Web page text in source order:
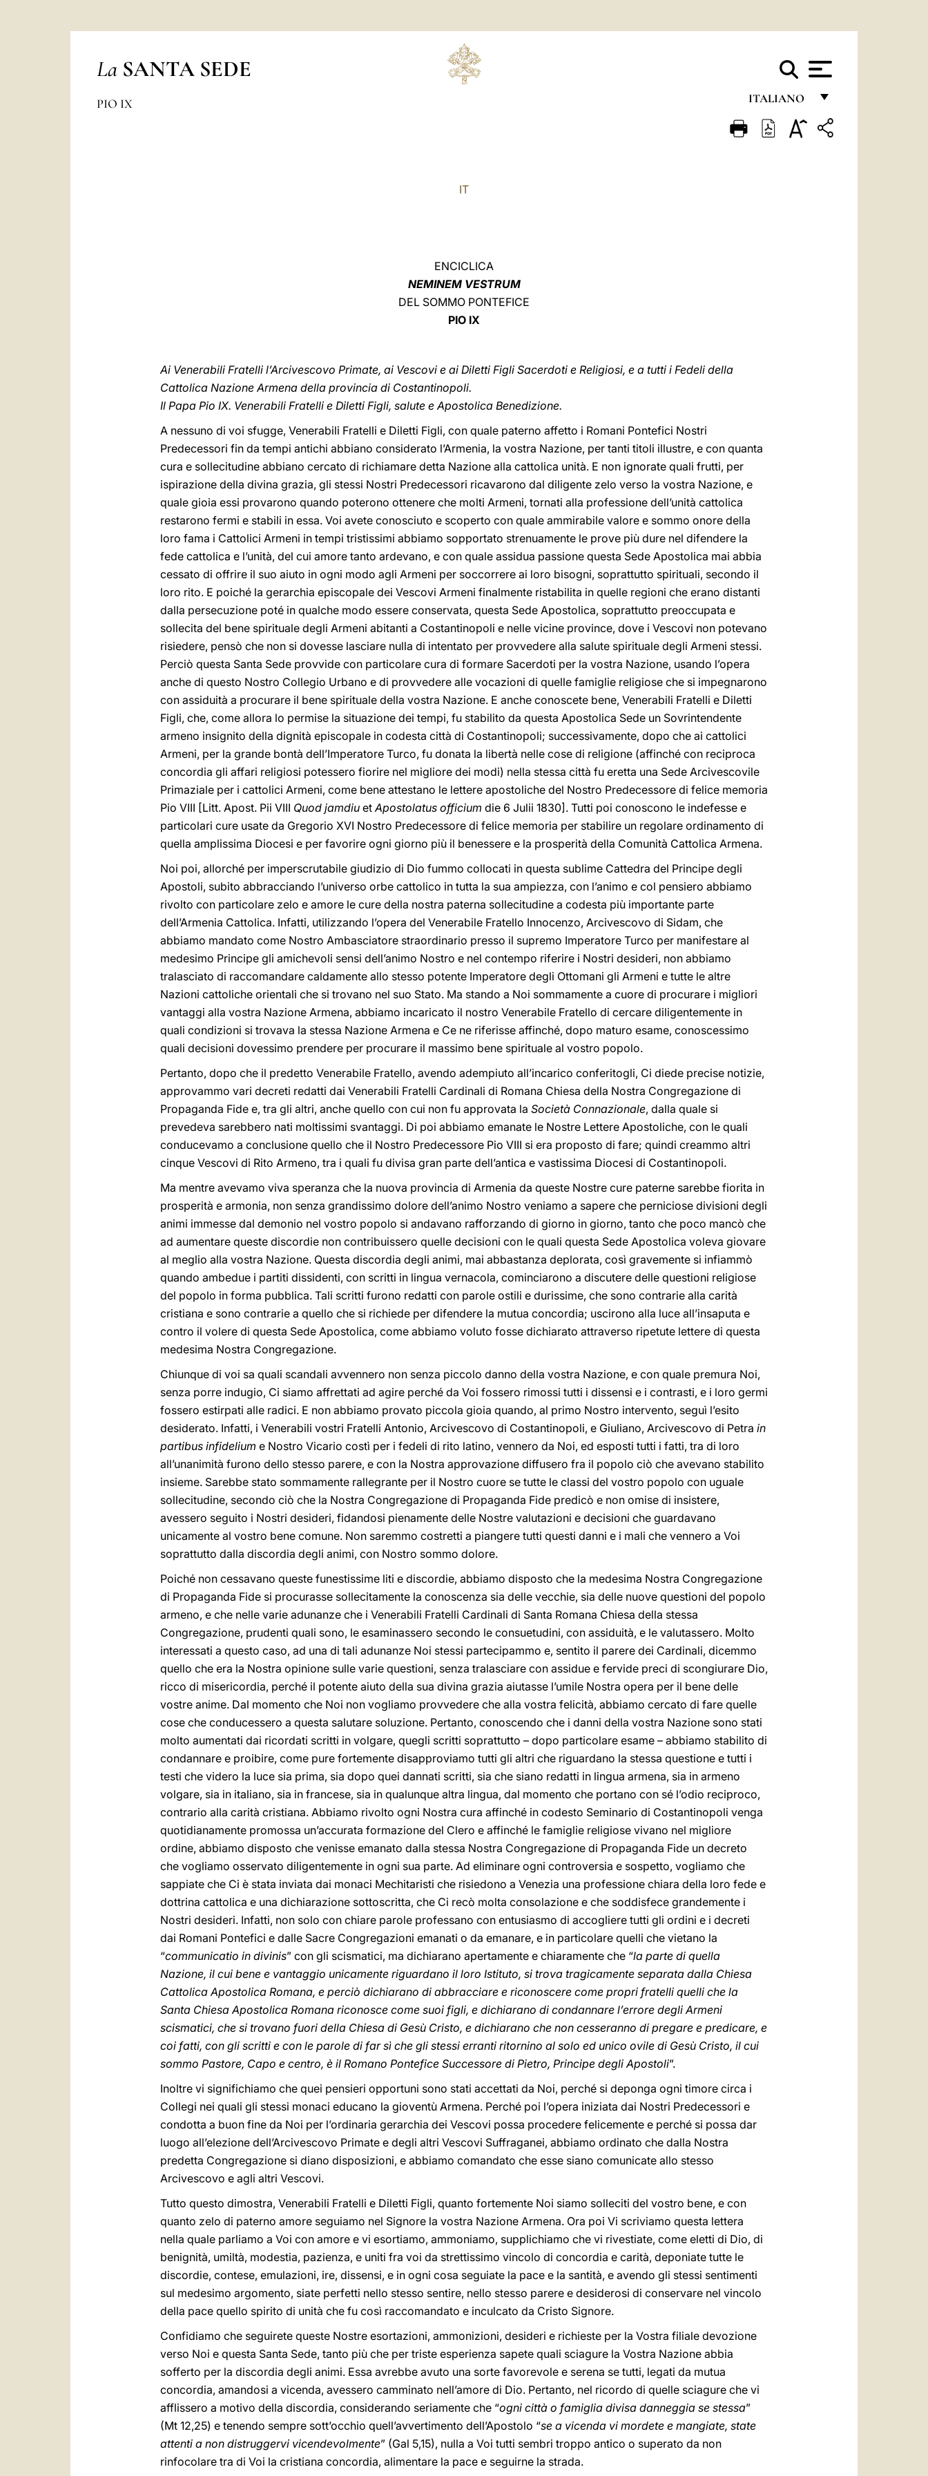
La SANTA SEDE
ITALIANO
FRANÇAIS
PIO IX
IT
ENCICLICA
NEMINEM VESTRUM
DEL SOMMO PONTEFICE
PIO IX
Ai Venerabili Fratelli l’Arcivescovo Primate, ai Vescovi e ai Diletti Figli Sacerdoti e Religiosi, e a tutti i Fedeli della
Cattolica Nazione Armena della provincia di Costantinopoli.
Il Papa Pio IX. Venerabili Fratelli e Diletti Figli, salute e Apostolica Benedizione.
A nessuno di voi sfugge, Venerabili Fratelli e Diletti Figli, con quale paterno affetto i Romani Pontefici Nostri
Predecessori fin da tempi antichi abbiano considerato l’Armenia, la vostra Nazione, per tanti titoli illustre, e con quanta
cura e sollecitudine abbiano cercato di richiamare detta Nazione alla cattolica unità. E non ignorate quali frutti, per
ispirazione della divina grazia, gli stessi Nostri Predecessori ricavarono dal diligente zelo verso la vostra Nazione, e
quale gioia essi provarono quando poterono ottenere che molti Armeni, tornati alla professione dell’unità cattolica
restarono fermi e stabili in essa. Voi avete conosciuto e scoperto con quale ammirabile valore e sommo onore della
loro fama i Cattolici Armeni in tempi tristissimi abbiamo sopportato strenuamente le prove più dure nel difendere la
fede cattolica e l’unità, del cui amore tanto ardevano, e con quale assidua passione questa Sede Apostolica mai abbia
cessato di offrire il suo aiuto in ogni modo agli Armeni per soccorrere ai loro bisogni, soprattutto spirituali, secondo il
loro rito. E poiché la gerarchia episcopale dei Vescovi Armeni finalmente ristabilita in quelle regioni che erano distanti
dalla persecuzione poté in qualche modo essere conservata, questa Sede Apostolica, soprattutto preoccupata e
sollecita del bene spirituale degli Armeni abitanti a Costantinopoli e nelle vicine province, dove i Vescovi non potevano
risiedere, pensò che non si dovesse lasciare nulla di intentato per provvedere alla salute spirituale degli Armeni stessi.
Perciò questa Santa Sede provvide con particolare cura di formare Sacerdoti per la vostra Nazione, usando l’opera
anche di questo Nostro Collegio Urbano e di provvedere alle vocazioni di quelle famiglie religiose che si impegnarono
con assiduità a procurare il bene spirituale della vostra Nazione. E anche conoscete bene, Venerabili Fratelli e Diletti
Figli, che, come allora lo permise la situazione dei tempi, fu stabilito da questa Apostolica Sede un Sovrintendente
armeno insignito della dignità episcopale in codesta città di Costantinopoli; successivamente, dopo che ai cattolici
Armeni, per la grande bontà dell’Imperatore Turco, fu donata la libertà nelle cose di religione (affinché con reciproca
concordia gli affari religiosi potessero fiorire nel migliore dei modi) nella stessa città fu eretta una Sede Arcivescovile
Primaziale per i cattolici Armeni, come bene attestano le lettere apostoliche del Nostro Predecessore di felice memoria
Pio VIII [Litt. Apost. Pii VIII Quod jamdiu etApostolatus officium die 6 Julii 1830]. Tutti poi conoscono le indefesse e
particolari cure usate da Gregorio XVI Nostro Predecessore di felice memoria per stabilire un regolare ordinamento di
quella amplissima Diocesi e per favorire ogni giorno più il benessere e la prosperità della Comunità Cattolica Armena.
Noi poi, allorché per imperscrutabile giudizio di Dio fummo collocati in questa sublime Cattedra del Principe degli
Apostoli, subito abbracciando l’universo orbe cattolico in tutta la sua ampiezza, con l’animo e col pensiero abbiamo
rivolto con particolare zelo e amore le cure della nostra paterna sollecitudine a codesta più importante parte
dell’Armenia Cattolica. Infatti, utilizzando l’opera del Venerabile Fratello Innocenzo, Arcivescovo di Sidam, che
abbiamo mandato come Nostro Ambasciatore straordinario presso il supremo Imperatore Turco per manifestare al
medesimo Principe gli amichevoli sensi dell’animo Nostro e nel contempo riferire i Nostri desideri, non abbiamo
tralasciato di raccomandare caldamente allo stesso potente Imperatore degli Ottomani gli Armeni e tutte le altre
Nazioni cattoliche orientali che si trovano nel suo Stato. Ma stando a Noi sommamente a cuore di procurare i migliori
vantaggi alla vostra Nazione Armena, abbiamo incaricato il nostro Venerabile Fratello di cercare diligentemente in
quali condizioni si trovava la stessa Nazione Armena e Ce ne riferisse affinché, dopo maturo esame, conoscessimo
quali decisioni dovessimo prendere per procurare il massimo bene spirituale al vostro popolo.
Pertanto, dopo che il predetto Venerabile Fratello, avendo adempiuto all’incarico conferitogli, Ci diede precise notizie,
approvammo vari decreti redatti dai Venerabili Fratelli Cardinali di Romana Chiesa della Nostra Congregazione di
Propaganda Fide e, tra gli altri, anche quello con cui non fu approvata la Società Connazionale, dalla quale si
prevedeva sarebbero nati moltissimi svantaggi. Di poi abbiamo emanate le Nostre Lettere Apostoliche, con le quali
conducevamo a conclusione quello che il Nostro Predecessore Pio VIII si era proposto di fare; quindi creammo altri
cinque Vescovi di Rito Armeno, tra i quali fu divisa gran parte dell’antica e vastissima Diocesi di Costantinopoli.
Ma mentre avevamo viva speranza che la nuova provincia di Armenia da queste Nostre cure paterne sarebbe fiorita in
prosperità e armonia, non senza grandissimo dolore dell’animo Nostro veniamo a sapere che perniciose divisioni degli
animi immesse dal demonio nel vostro popolo si andavano rafforzando di giorno in giorno, tanto che poco mancò che
ad aumentare queste discordie non contribuissero quelle decisioni con le quali questa Sede Apostolica voleva giovare
al meglio alla vostra Nazione. Questa discordia degli animi, mai abbastanza deplorata, così gravemente si infiammò
quando ambedue i partiti dissidenti, con scritti in lingua vernacola, cominciarono a discutere delle questioni religiose
del popolo in forma pubblica. Tali scritti furono redatti con parole ostili e durissime, che sono contrarie alla carità
cristiana e sono contrarie a quello che si richiede per difendere la mutua concordia; uscirono alla luce all’insaputa e
contro il volere di questa Sede Apostolica, come abbiamo voluto fosse dichiarato attraverso ripetute lettere di questa
medesima Nostra Congregazione.
Chiunque di voi sa quali scandali avvennero non senza piccolo danno della vostra Nazione, e con quale premura Noi,
senza porre indugio, Ci siamo affrettati ad agire perché da Voi fossero rimossi tutti i dissensi e i contrasti, e i loro germi
fossero estirpati alle radici. E non abbiamo provato piccola gioia quando, al primo Nostro intervento, seguì l’esito
desiderato. Infatti, i Venerabili vostri Fratelli Antonio, Arcivescovo di Costantinopoli, e Giuliano, Arcivescovo di Petra in
partibus infidelium e Nostro Vicario costì per i fedeli di rito latino, vennero da Noi, ed esposti tutti i fatti, tra di loro
all’unanimità furono dello stesso parere, e con la Nostra approvazione diffusero fra il popolo ciò che avevano stabilito
insieme. Sarebbe stato sommamente rallegrante per il Nostro cuore se tutte le classi del vostro popolo con uguale
sollecitudine, secondo ciò che la Nostra Congregazione di Propaganda Fide predicò e non omise di insistere,
avessero seguito i Nostri desideri, fidandosi pienamente delle Nostre valutazioni e decisioni che guardavano
unicamente al vostro bene comune. Non saremmo costretti a piangere tutti questi danni e i mali che vennero a Voi
soprattutto dalla discordia degli animi, con Nostro sommo dolore.
Poiché non cessavano queste funestissime liti e discordie, abbiamo disposto che la medesima Nostra Congregazione
di Propaganda Fide si procurasse sollecitamente la conoscenza sia delle vecchie, sia delle nuove questioni del popolo
armeno, e che nelle varie adunanze che i Venerabili Fratelli Cardinali di Santa Romana Chiesa della stessa
Congregazione, prudenti quali sono, le esaminassero secondo le consuetudini, con assiduità, e le valutassero. Molto
interessati a questo caso, ad una di tali adunanze Noi stessi partecipammo e, sentito il parere dei Cardinali, dicemmo
quello che era la Nostra opinione sulle varie questioni, senza tralasciare con assidue e fervide preci di scongiurare Dio,
ricco di misericordia, perché il potente aiuto della sua divina grazia aiutasse l’umile Nostra opera per il bene delle
vostre anime. Dal momento che Noi non vogliamo provvedere che alla vostra felicità, abbiamo cercato di fare quelle
cose che conducessero a questa salutare soluzione. Pertanto, conoscendo che i danni della vostra Nazione sono stati
molto aumentati dai ricordati scritti in volgare, quegli scritti soprattutto – dopo particolare esame – abbiamo stabilito di
condannare e proibire, come pure fortemente disapproviamo tutti gli altri che riguardano la stessa questione e tutti i
testi che videro la luce sia prima, sia dopo quei dannati scritti, sia che siano redatti in lingua armena, sia in armeno
volgare, sia in italiano, sia in francese, sia in qualunque altra lingua, dal momento che portano con sé l’odio reciproco,
contrario alla carità cristiana. Abbiamo rivolto ogni Nostra cura affinché in codesto Seminario di Costantinopoli venga
quotidianamente promossa un’accurata formazione del Clero e affinché le famiglie religiose vivano nel migliore
ordine, abbiamo disposto che venisse emanato dalla stessa Nostra Congregazione di Propaganda Fide un decreto
che vogliamo osservato diligentemente in ogni sua parte. Ad eliminare ogni controversia e sospetto, vogliamo che
sappiate che Ci è stata inviata dai monaci Mechitaristi che risiedono a Venezia una professione chiara della loro fede e
dottrina cattolica e una dichiarazione sottoscritta, che Ci recò molta consolazione e che soddisfece grandemente i
Nostri desideri. Infatti, non solo con chiare parole professano con entusiasmo di accogliere tutti gli ordini e i decreti
dai Romani Pontefici e dalle Sacre Congregazioni emanati o da emanare, e in particolare quelli che vietano la
“communicatio in divinis” con gli scismatici, ma dichiarano apertamente e chiaramente che “la parte di quella
Nazione, il cui bene e vantaggio unicamente riguardano il loro Istituto, si trova tragicamente separata dalla Chiesa
Cattolica Apostolica Romana, e perciò dichiarano di abbracciare e riconoscere come propri fratelli quelli che la
Santa Chiesa Apostolica Romana riconosce come suoi figli, e dichiarano di condannare l’errore degli Armeni
scismatici, che si trovano fuori della Chiesa di Gesù Cristo, e dichiarano che non cesseranno di pregare e predicare, e
coi fatti, con gli scritti e con le parole di far sì che gli stessi erranti ritornino al solo ed unico ovile di Gesù Cristo, il cui
sommo Pastore, Capo e centro, è il Romano Pontefice Successore di Pietro, Principe degli Apostoli”.
Inoltre vi significhiamo che quei pensieri opportuni sono stati accettati da Noi, perché si deponga ogni timore circa i
Collegi nei quali gli stessi monaci educano la gioventù Armena. Perché poi l’opera iniziata dai Nostri Predecessori e
condotta a buon fine da Noi per l’ordinaria gerarchia dei Vescovi possa procedere felicemente e perché si possa dar
luogo all’elezione dell’Arcivescovo Primate e degli altri Vescovi Suffraganei, abbiamo ordinato che dalla Nostra
predetta Congregazione si diano disposizioni, e abbiamo comandato che esse siano comunicate allo stesso
Arcivescovo e agli altri Vescovi.
Tutto questo dimostra, Venerabili Fratelli e Diletti Figli, quanto fortemente Noi siamo solleciti del vostro bene, e con
quanto zelo di paterno amore seguiamo nel Signore la vostra Nazione Armena. Ora poi Vi scriviamo questa lettera
nella quale parliamo a Voi con amore e vi esortiamo, ammoniamo, supplichiamo che vi rivestiate, come eletti di Dio, di
benignità, umiltà, modestia, pazienza, e uniti fra voi da strettissimo vincolo di concordia e carità, deponiate tutte le
discordie, contese, emulazioni, ire, dissensi, e in ogni cosa seguiate la pace e la santità, e avendo gli stessi sentimenti
sul medesimo argomento, siate perfetti nello stesso sentire, nello stesso parere e desiderosi di conservare nel vincolo
della pace quello spirito di unità che fu così raccomandato e inculcato da Cristo Signore.
Confidiamo che seguirete queste Nostre esortazioni, ammonizioni, desideri e richieste per la Vostra filiale devozione
verso Noi e questa Santa Sede, tanto più che per triste esperienza sapete quali sciagure la Vostra Nazione abbia
sofferto per la discordia degli animi. Essa avrebbe avuto una sorte favorevole e serena se tutti, legati da mutua
concordia, amandosi a vicenda, avessero camminato nell’amore di Dio. Pertanto, nel ricordo di quelle sciagure che vi
afflissero a motivo della discordia, considerando seriamente che “ogni città o famiglia divisa danneggia se stessa”
(Mt 12,25) e tenendo sempre sott’occhio quell’avvertimento dell’Apostolo “se a vicenda vi mordete e mangiate, state
attenti a non distruggervi vicendevolmente” (Gal 5,15), nulla a Voi tutti sembri troppo antico o superato da non
rinfocolare tra di Voi la cristiana concordia, alimentare la pace e seguirne la strada.